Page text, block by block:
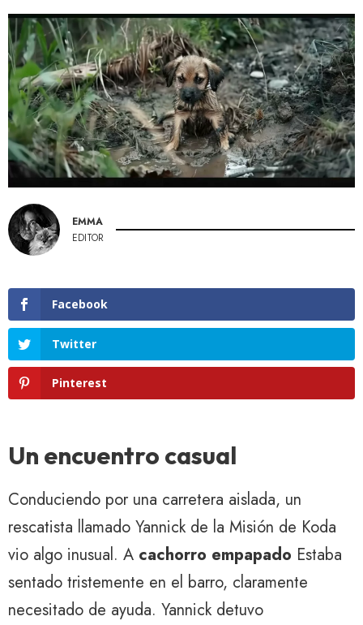
EMMA
EDITOR
Facebook
Twitter
Pinterest
Un encuentro casual
Conduciendo por una carretera aislada, un
rescatista llamado Yannick de la Misión de Koda
vio algo inusual. A cachorro empapado Estaba
sentado tristemente en el barro, claramente
necesitado de ayuda. Yannick detuvo